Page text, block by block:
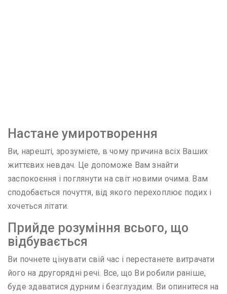
Настане умиротворення
Ви, нарешті, зрозумієте, в чому причина всіх Ваших
життєвих невдач. Це допоможе Вам знайти
заспокоєння і поглянути на світ новими очима. Вам
сподобається почуття, від якого перехоплює подих і
хочеться літати.
Прийде розуміння всього, що
відбувається
Ви почнете цінувати свій час і перестанете витрачати
його на другорядні речі. Все, що Ви робили раніше,
буде здаватися дурним і безглуздим. Ви опинитеся на